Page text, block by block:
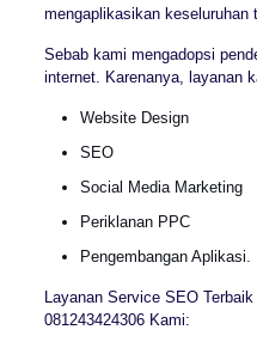
mengaplikasikan keseluruhan
Sebab kami mengadopsi
internet. Karenanya, layanan
Website Design
SEO
Social Media Marketing
Periklanan PPC
Pengembangan Aplikasi.
Layanan Service SEO
081243424306 Kami: